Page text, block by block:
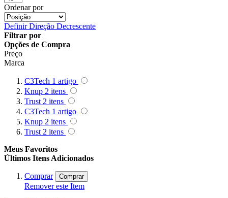
Ordenar por
Definir Direção Decrescente
Filtrar por
Opções de Compra
Preço
Marca
C3Tech 1 artigo
Knup 2 itens
Trust 2 itens
C3Tech 1 artigo
Knup 2 itens
Trust 2 itens
Meus Favoritos
Últimos Itens Adicionados
Comprar Comprar
Remover este Item